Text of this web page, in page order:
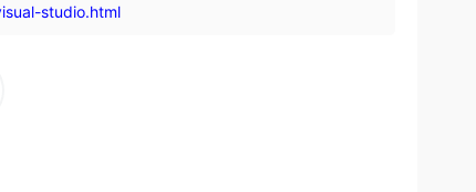
studio.html